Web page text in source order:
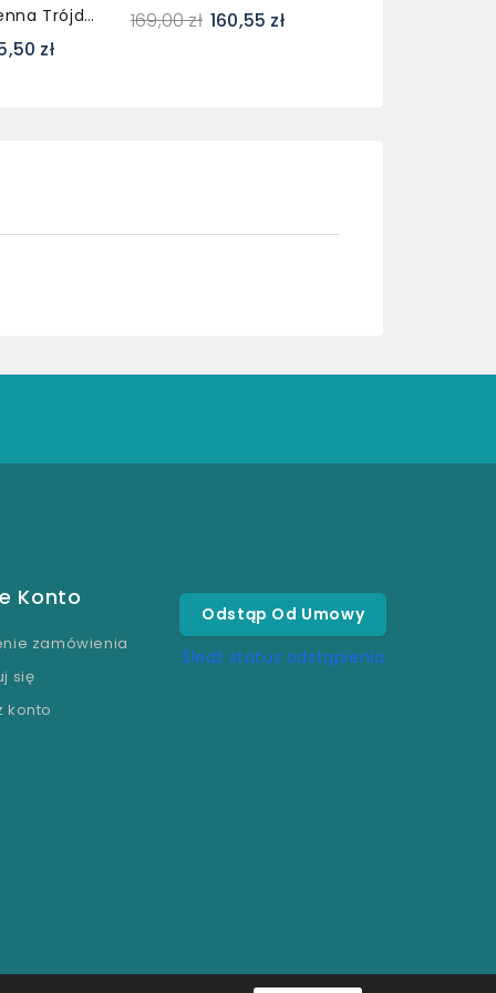
Bateria Kuchenna Trójdrożna SONGA Czarna Z Wyciąganą Wylewką
zł
169,00 zł 160,55 zł
Konto
zamówienia
się
konto
Odstąp Od Umowy
Śledź status odstąpienia